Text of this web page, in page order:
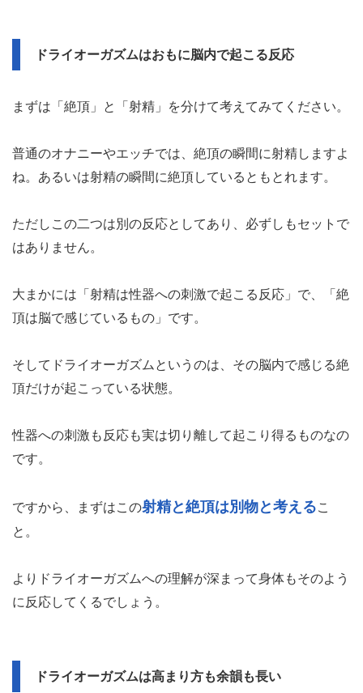
ドライオーガズムはおもに脳内で起こる反応
まずは「絶頂」と「射精」を分けて考えてみてください。
普通のオナニーやエッチでは、絶頂の瞬間に射精しますよ
ね。あるいは射精の瞬間に絶頂しているともとれます。
ただしこの二つは別の反応としてあり、必ずしもセットで
はありません。
大まかには「射精は性器への刺激で起こる反応」で、「絶
頂は脳で感じているもの」です。
そしてドライオーガズムというのは、その脳内で感じる絶
頂だけが起こっている状態。
性器への刺激も反応も実は切り離して起こり得るものなの
です。
ですから、まずはこの射精と絶頂は別物と考えるこ
と。
よりドライオーガズムへの理解が深まって身体もそのよう
に反応してくるでしょう。
ドライオーガズムは高まり方も余韻も長い